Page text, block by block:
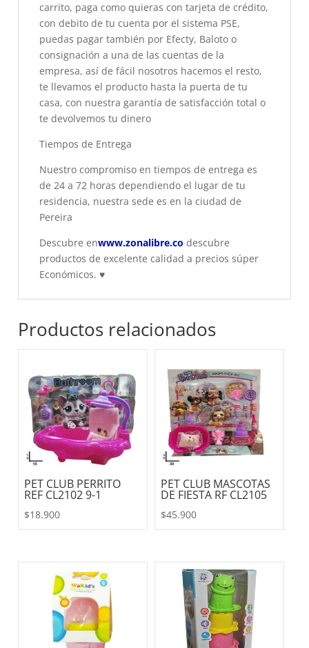
carrito, paga como quieras con tarjeta de crédito,
con debito de tu cuenta por el sistema PSE,
puedas pagar también por Efecty, Baloto o
consignación a una de las cuentas de la
empresa, así de fácil nosotros hacemos el resto,
te llevamos el producto hasta la puerta de tu
casa, con nuestra garantía de satisfacción total o
te devolvemos tu dinero
Tiempos de Entrega
Nuestro compromiso en tiempos de entrega es
de 24 a 72 horas dependiendo el lugar de tu
residencia, nuestra sede es en la ciudad de
Pereira
Descubre enwww.zonalibre.co descubre
productos de excelente calidad a precios súper
Económicos. ♥
Productos relacionados
PET CLUB PERRITO
REF CL2102 9-1
$18.900
PET CLUB MASCOTAS
DE FIESTA RF CL2105
$45.900